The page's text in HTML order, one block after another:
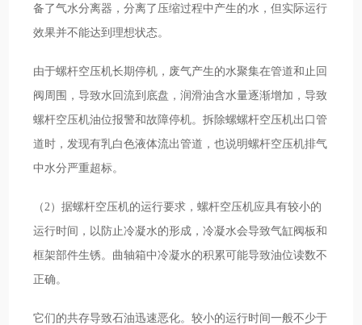
备了气水分离器，分离了压缩过程中产生的水，但实际运行
效果并不能达到理想状态。
由于螺杆空压机长期停机，废气产生的水聚集在管道和止回
阀周围，导致水回流到底盘，润滑油含水量逐渐增加，导致
螺杆空压机油位报警和故障停机。拆除螺螺杆空压机出口管
道时，发现有乳白色液体流出管道，也说明螺杆空压机排气
中水分严重超标。
（2）据螺杆空压机的运行要求，螺杆空压机应具有较小的
运行时间，以防止冷凝水的形成，冷凝水会导致气缸阀板和
框架部件生锈。曲轴箱中冷凝水的积累可能导致油位读数不
正确。
它们的共存导致石油迅速恶化。较小的运行时间一般不少于